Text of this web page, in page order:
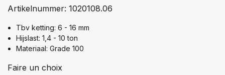
Artikelnummer: 1020108.06
Tbv ketting: 6 - 16 mm
Hijslast: 1,4 - 10 ton
Materiaal: Grade 100
Faire un choix